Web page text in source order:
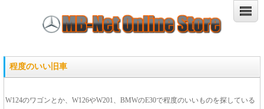
程度のいい旧車
W124のワゴンとか、W126やW201、BMWのE30で程度のいいものを探している